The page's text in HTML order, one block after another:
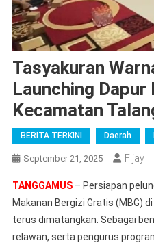
Tasyakuran
Launching Dapur
Kecamatan
BERITA TERKINI Daerah
September 21, 2025 Fijay
TANGGAMUS– Persiapan
Makanan Bergizi Gratis (MBG)
terus dimatangkan. Sebagai
relawan, serta pengurus